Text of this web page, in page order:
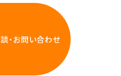
・お問い合わせ